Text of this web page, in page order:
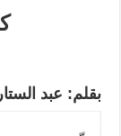
بقلم: عبد